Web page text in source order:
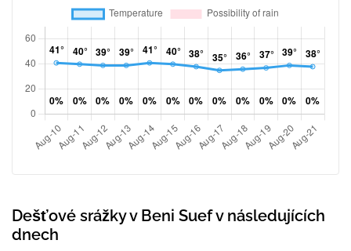
Dešťové srážky v Beni Suef v následujících
dnech